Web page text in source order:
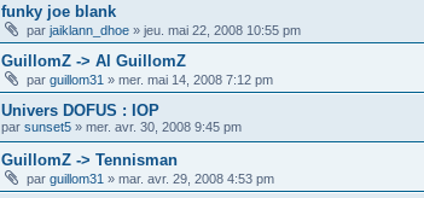
funky joe blank
par jaiklann_dhoe » jeu. mai 22, 2008 10:55 pm
GuillomZ -> Al GuillomZ
par guillom31 » mer. mai 14, 2008 7:12 pm
Univers DOFUS : IOP
par sunset5 » mer. avr. 30, 2008 9:45 pm
GuillomZ -> Tennisman
par guillom31 » mar. avr. 29, 2008 4:53 pm